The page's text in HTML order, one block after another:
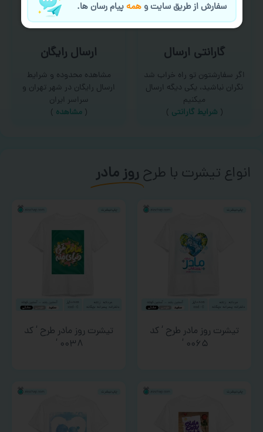
گارانتی ارسال
اگر سفارشتون تو راه خراب شد
نگران نباشید، یکی دیگه ارسال
میکنیم
( شرایط گارانتی )
ارسال رایگان
مشاهده محدوده و شرایط
ارسال رایگان در شهر تهران و
سراسر ایران
(مشاهده )
انواع تیشرت با طرحروز مادر
تیشرت روز مادر طرح ‘ کد
۰۰۶۵ ‘
تیشرت روز مادر طرح ‘ کد
۰۰۳۸ ‘
سفارش از طریق سایت وهمهپیام رسان ها.